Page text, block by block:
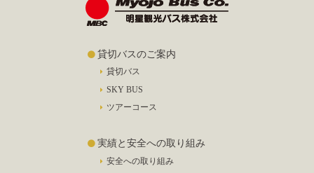
貸切バスのご案内
貸切バス
SKY BUS
ツアーコース
実績と安全への取り組み
安全への取り組み